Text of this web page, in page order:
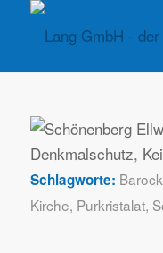
Schlagworte:
Kirche, Purkristalat,